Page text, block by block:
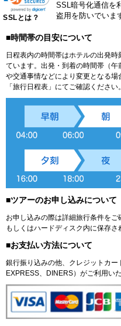
SSLとは？
SSL暗号化通信を
盗用を防いでいま
■時間帯の目安について
日程表内の時間帯はホテルの出発
ています。出発・到着の時間帯（
や交通事情などにより変更となる
「旅行日程表」にてご確認ください。
■ツアーのお申し込みについて
お申し込みの際は詳細旅行条件を
もしくはハードディスク内に保存さ
■お支払い方法について
銀行振り込みの他、クレジットカ
EXPRESS、DINERS）がご利用い